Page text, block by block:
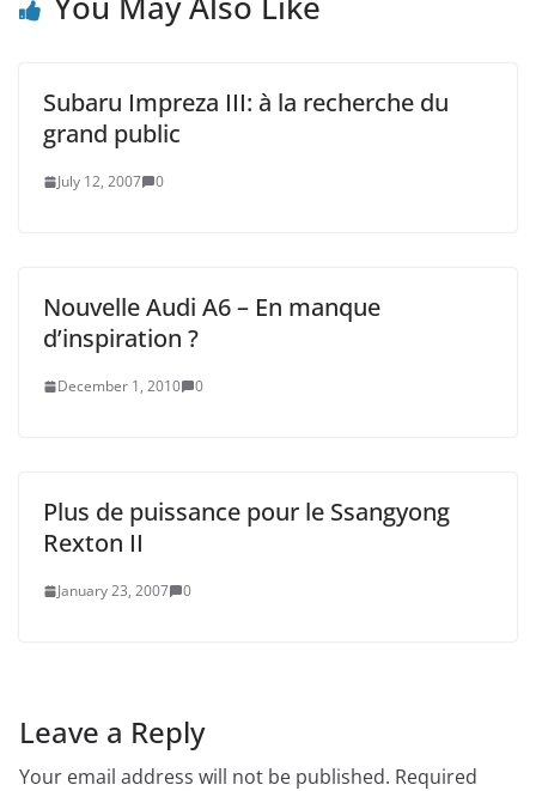
Subaru Impreza III: à la recherche du
grand public
July 12, 2007 0
Nouvelle Audi A6 – En manque
d’inspiration ?
December 1, 2010 0
Plus de puissance pour le Ssangyong
Rexton II
January 23, 2007 0
Leave a Reply
Your email address will not be published. Required